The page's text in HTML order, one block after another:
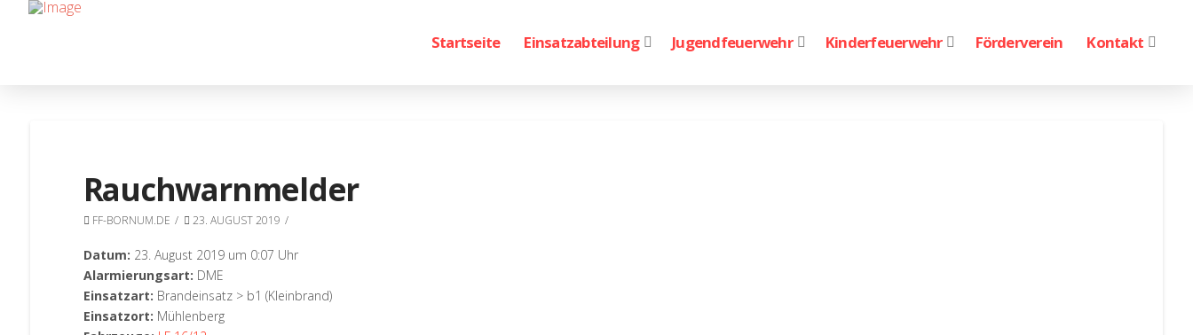
Startseite Einsatzabteilung Jugendfeuerwehr Kinderfeuerwehr Förderverein Kontakt
Rauchwarnmelder
FF-BORNUM.DE 23. AUGUST 2019
Datum: 23. August 2019 um 0:07 Uhr
Alarmierungsart: DME
Einsatzart: Brandeinsatz > b1 (Kleinbrand)
Einsatzort: Mühlenberg